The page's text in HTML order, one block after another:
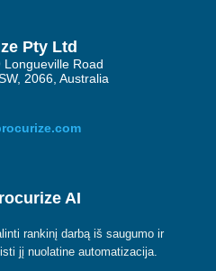
Pty Ltd
Longueville Road
2066, Australia
AI
rankinį darbą iš saugumo ir
jį nuolatine automatizacija.